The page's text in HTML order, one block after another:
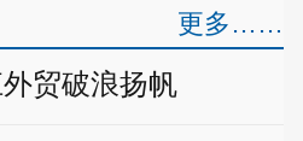
更多……
贸破浪扬帆